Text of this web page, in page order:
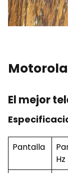
El mejor
Pantalla